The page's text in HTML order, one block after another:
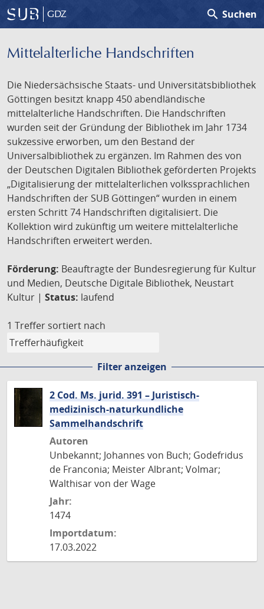
GDZ search Suchen
Mittelalterliche Handschriften
Die Niedersächsische Staats- und Universitätsbibliothek
Göttingen besitzt knapp 450 abendländische
mittelalterliche Handschriften. Die Handschriften
wurden seit der Gründung der Bibliothek im Jahr 1734
sukzessive erworben, um den Bestand der
Universalbibliothek zu ergänzen. Im Rahmen des von
der Deutschen Digitalen Bibliothek geförderten Projekts
„Digitalisierung der mittelalterlichen volkssprachlichen
Handschriften der SUB Göttingen“ wurden in einem
ersten Schritt 74 Handschriften digitalisiert. Die
Kollektion wird zukünftig um weitere mittelalterliche
Handschriften erweitert werden.
Förderung: Beauftragte der Bundesregierung für Kultur
und Medien, Deutsche Digitale Bibliothek, Neustart
Kultur | Status: laufend
1 Treffer sortiert nach
Filter anzeigen
2 Cod. Ms. jurid. 391 – Juristisch-
medizinisch-naturkundliche
Sammelhandschrift
Autoren
Unbekannt; Johannes von Buch; Godefridus
de Franconia; Meister Albrant; Volmar;
Walthisar von der Wage
Jahr:
1474
Importdatum:
17.03.2022